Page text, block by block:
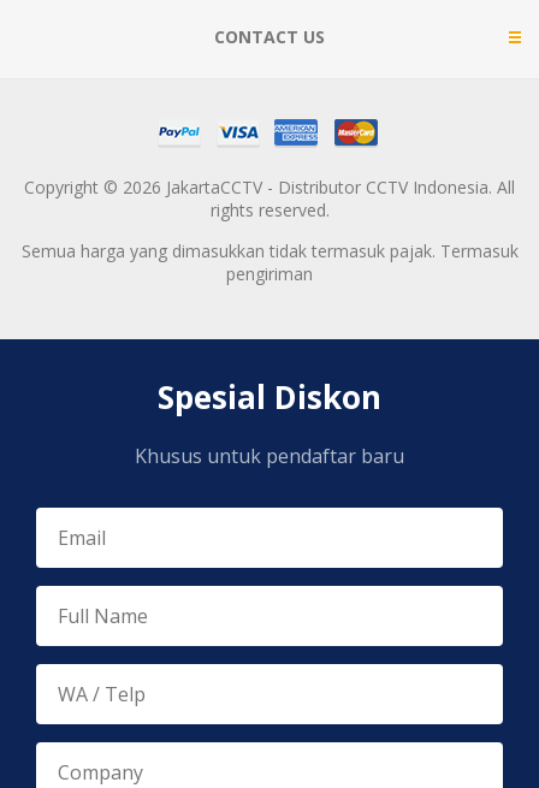
CONTACT US
Copyright © 2026 JakartaCCTV - Distributor CCTV Indonesia. All
rights reserved.
Semua harga yang dimasukkan tidak termasuk pajak. Termasuk
pengiriman
Spesial Diskon
Khusus untuk pendaftar baru